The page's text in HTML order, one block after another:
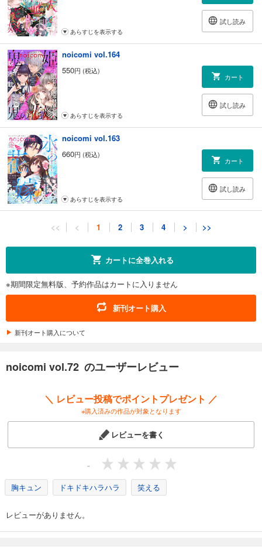
試し読み
あらすじを表示する
noicomi vol.164
550円 (税込)
カート
試し読み
あらすじを表示する
noicomi vol.163
660円 (税込)
カート
試し読み
あらすじを表示する
noicomi vol.162
試し読み
あらすじを表示する
noicomi vol.161
660円 (税込)
あらすじを表示する
660 円 (税込)
あらすじを表示する
noicomi vol.159
660 円 (税込)
あらすじを表示する
<< < 1 2 3 4 > >>
カートに全巻入れる
※期間限定無料版、予約作品はカートに入りません
新刊オート購入
新刊オート購入について
noicomi vol.72 のユーザーレビュー
＼ レビュー投稿でポイントプレゼント ／
※購入済みの作品が対象となります
レビューを書く
-
胸キュン ドキドキハラハラ 笑える
レビューがありません。